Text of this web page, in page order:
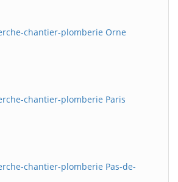
chantier-plomberie Orne
chantier-plomberie Paris
chantier-plomberie Pas-de-